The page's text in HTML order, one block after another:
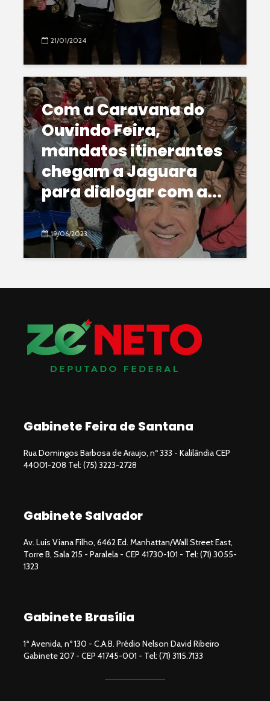
21/01/2024
Com a Caravana do
Ouvindo Feira,
mandatos itinerantes
chegam a Jaguara
para dialogar com a...
19/06/2023
Gabinete Feira de Santana
Rua Domingos Barbosa de Araujo, nº 333 - Kalilândia CEP
44001-208 Tel: (75) 3223-2728
Gabinete Salvador
Av. Luís Viana Filho, 6462 Ed. Manhattan/Wall Street East,
Torre B, Sala 215 - Paralela - CEP 41730-101 - Tel: (71) 3055-
1323
Gabinete Brasília
1ª Avenida, nº 130 - C.A.B. Prédio Nelson David Ribeiro
Gabinete 207 - CEP 41745-001 - Tel: (71) 3115.7133